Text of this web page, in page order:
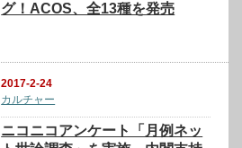
グ！ACOS、全13種を発売
2017-2-24
カルチャー
ニコニコアンケート「月例ネッ